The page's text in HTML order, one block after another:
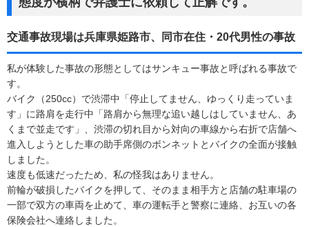
交通事故現場は兵庫県姫路市、同市在住・20代男性の事故
私が体験した事故の形態としてはサンキュー事故と呼ばれる事故で
す。
バイク（250cc）で渋滞中「停止してません、ゆっくり走っていま
す」に路肩を走行中「路肩から無理な追い越しはしていません、あ
くまで並走です」、渋滞の切れ目から対向の車線から右折で店舗へ
進入しようとした車の助手席側のボンネットとバイクの全面が接触
しました。
速度も低速だったため、私の怪我はありません。
前輪が破損したバイクを押して、そのまま相手方と店舗の駐車場の
一部で双方の車両を止めて、車の運転手と警察に連絡、お互いの各
保険会社へ連絡しました。